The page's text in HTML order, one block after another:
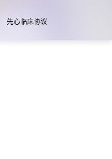
先心临床协议